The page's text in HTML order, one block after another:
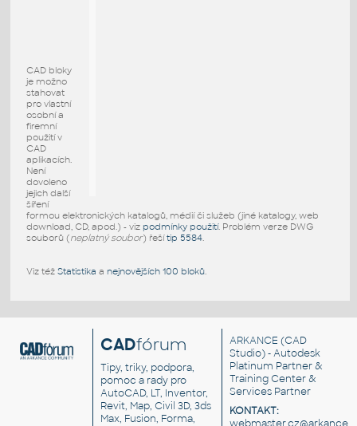
CAD bloky
je možno
stahovat
pro vlastní
osobní a
firemní
použití v
CAD
aplikacích.
Není
dovoleno
jejich další
šíření
formou elektronických katalogů, médií či služeb (jiné katalogy, web
download, CD, apod.) - viz podmínky použití. Problém verze DWG
souborů (neplatný soubor) řešítip 5584.
Viz též Statistika a nejnovějších 100 bloků.
CADfórum
Tipy, triky, podpora,
pomoc a rady pro
AutoCAD, LT, Inventor,
Revit, Map, Civil 3D, 3ds
Max, Fusion, Forma,
ARKANCE (CAD
Studio) - Autodesk
Platinum Partner &
Training Center &
Services Partner
KONTAKT: